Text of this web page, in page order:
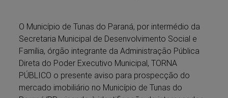
O Município de Tunas do Paraná, por intermédio da
Secretaria Municipal de Desenvolvimento Social e
Família, órgão integrante da Administração Pública
Direta do Poder Executivo Municipal, TORNA
PÚBLICO o presente aviso para prospecção do
mercado imobiliário no Município de Tunas do